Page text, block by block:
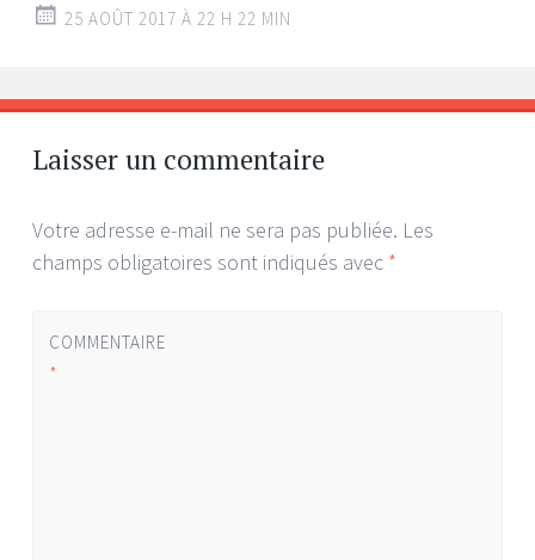
25 AOÛT 2017 À 22 H 22 MIN
Laisser un commentaire
Votre adresse e-mail ne sera pas publiée. Les
champs obligatoires sont indiqués avec *
COMMENTAIRE
*